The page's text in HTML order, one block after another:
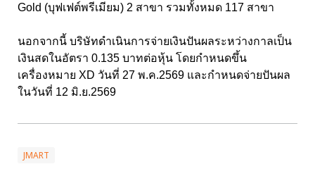
Gold (บุฟเฟต์พรีเมียม) 2 สาขา รวมทั้งหมด 117 สาขา
นอกจากนี้ บริษัทดำเนินการจ่ายเงินปันผลระหว่างกาลเป็น
เงินสดในอัตรา 0.135 บาทต่อหุ้น โดยกำหนดขึ้น
เครื่องหมาย XD วันที่ 27 พ.ค.2569 และกำหนดจ่ายปันผล
ในวันที่ 12 มิ.ย.2569
JMART